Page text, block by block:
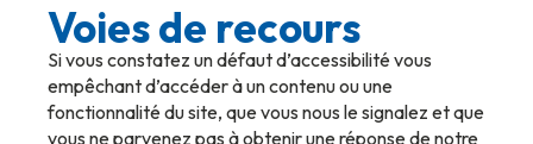
Voies de recours
Si vous constatez un défaut d’accessibilité vous
empêchant d’accéder à un contenu ou une
fonctionnalité du site, que vous nous le signalez et que
vous ne parvenez pas à obtenir une réponse de notre